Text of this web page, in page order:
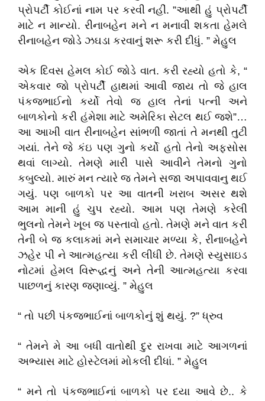
પ્રોપર્ટી કોઈનાં નામ પર કરવી નહીં. ”આથી હું પ્રોપર્ટી
માટે ન માન્યો. રીનાબહેન મને ન મનાવી શકતા હેમલે
રીનાબહેન જોડે ઝઘડા કરવાનું શરૂ કરી દીધું. ” મેહુલ
એક દિવસ હેમલ કોઈ જોડે વાત. કરી રહ્યો હતો કે, “
એકવાર જો પ્રોપર્ટી હાથમાં આવી જાય તો જે હાલ
પંકજભાઈનો કર્યો તેવો જ હાલ તેનાં પત્ની અને
બાળકોનો કરી હંમેશા માટે અમેરિકા સેટલ થઈ જશે”…
આ આખી વાત રીનાબહેન સાંભળી જાતાં તે મનથી તુટી
ગયાં. તેને જે કંઇ પણ ગુનો કર્યો હતો તેનો અફસોસ
થવાં લાગ્યો. તેમણે મારી પાસે આવીને તેમનો ગુનો
કબુલ્યો. મારું મન ત્યારે જ તેમને સજા અપાવવાનુ થઈ
ગયું. પણ બાળકો પર આ વાતની ખરાબ અસર થશે
આમ માની હું ચુપ રહ્યો. આમ પણ તેમણે કરેલી
ભુલનો તેમને ખૂબ જ પસ્તાવો હતો. તેમણે મને વાત કરી
તેની બે જ કલાકમાં મને સમાચાર મળ્યા કે, રીનાબહેને
ઝહેર પી ને આત્મહત્યા કરી લીધી છે. તેમણે સ્યુસાઇડ
નોટમાં હેમલ વિરૂદ્ધનું અને તેની આત્મહત્યા કરવા
પાછળનું કારણ જણાવ્યું. ” મેહુલ
“ તો પછી પંકજભાઈનાં બાળકોનું શું થયું. ?” ધ્રુવ
“ તેમને મે આ બધી વાતોથી દુર રાખવા માટે આગળનાં
અભ્યાસ માટે હોસ્ટેલમાં મોકલી દીધાં. ” મેહુલ
“ મને તો પંકજભાઈનાં બાળકો પર દયા આવે છે.. કે